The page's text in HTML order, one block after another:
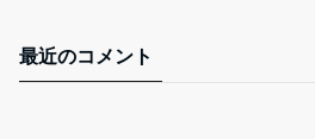
最近のコメント